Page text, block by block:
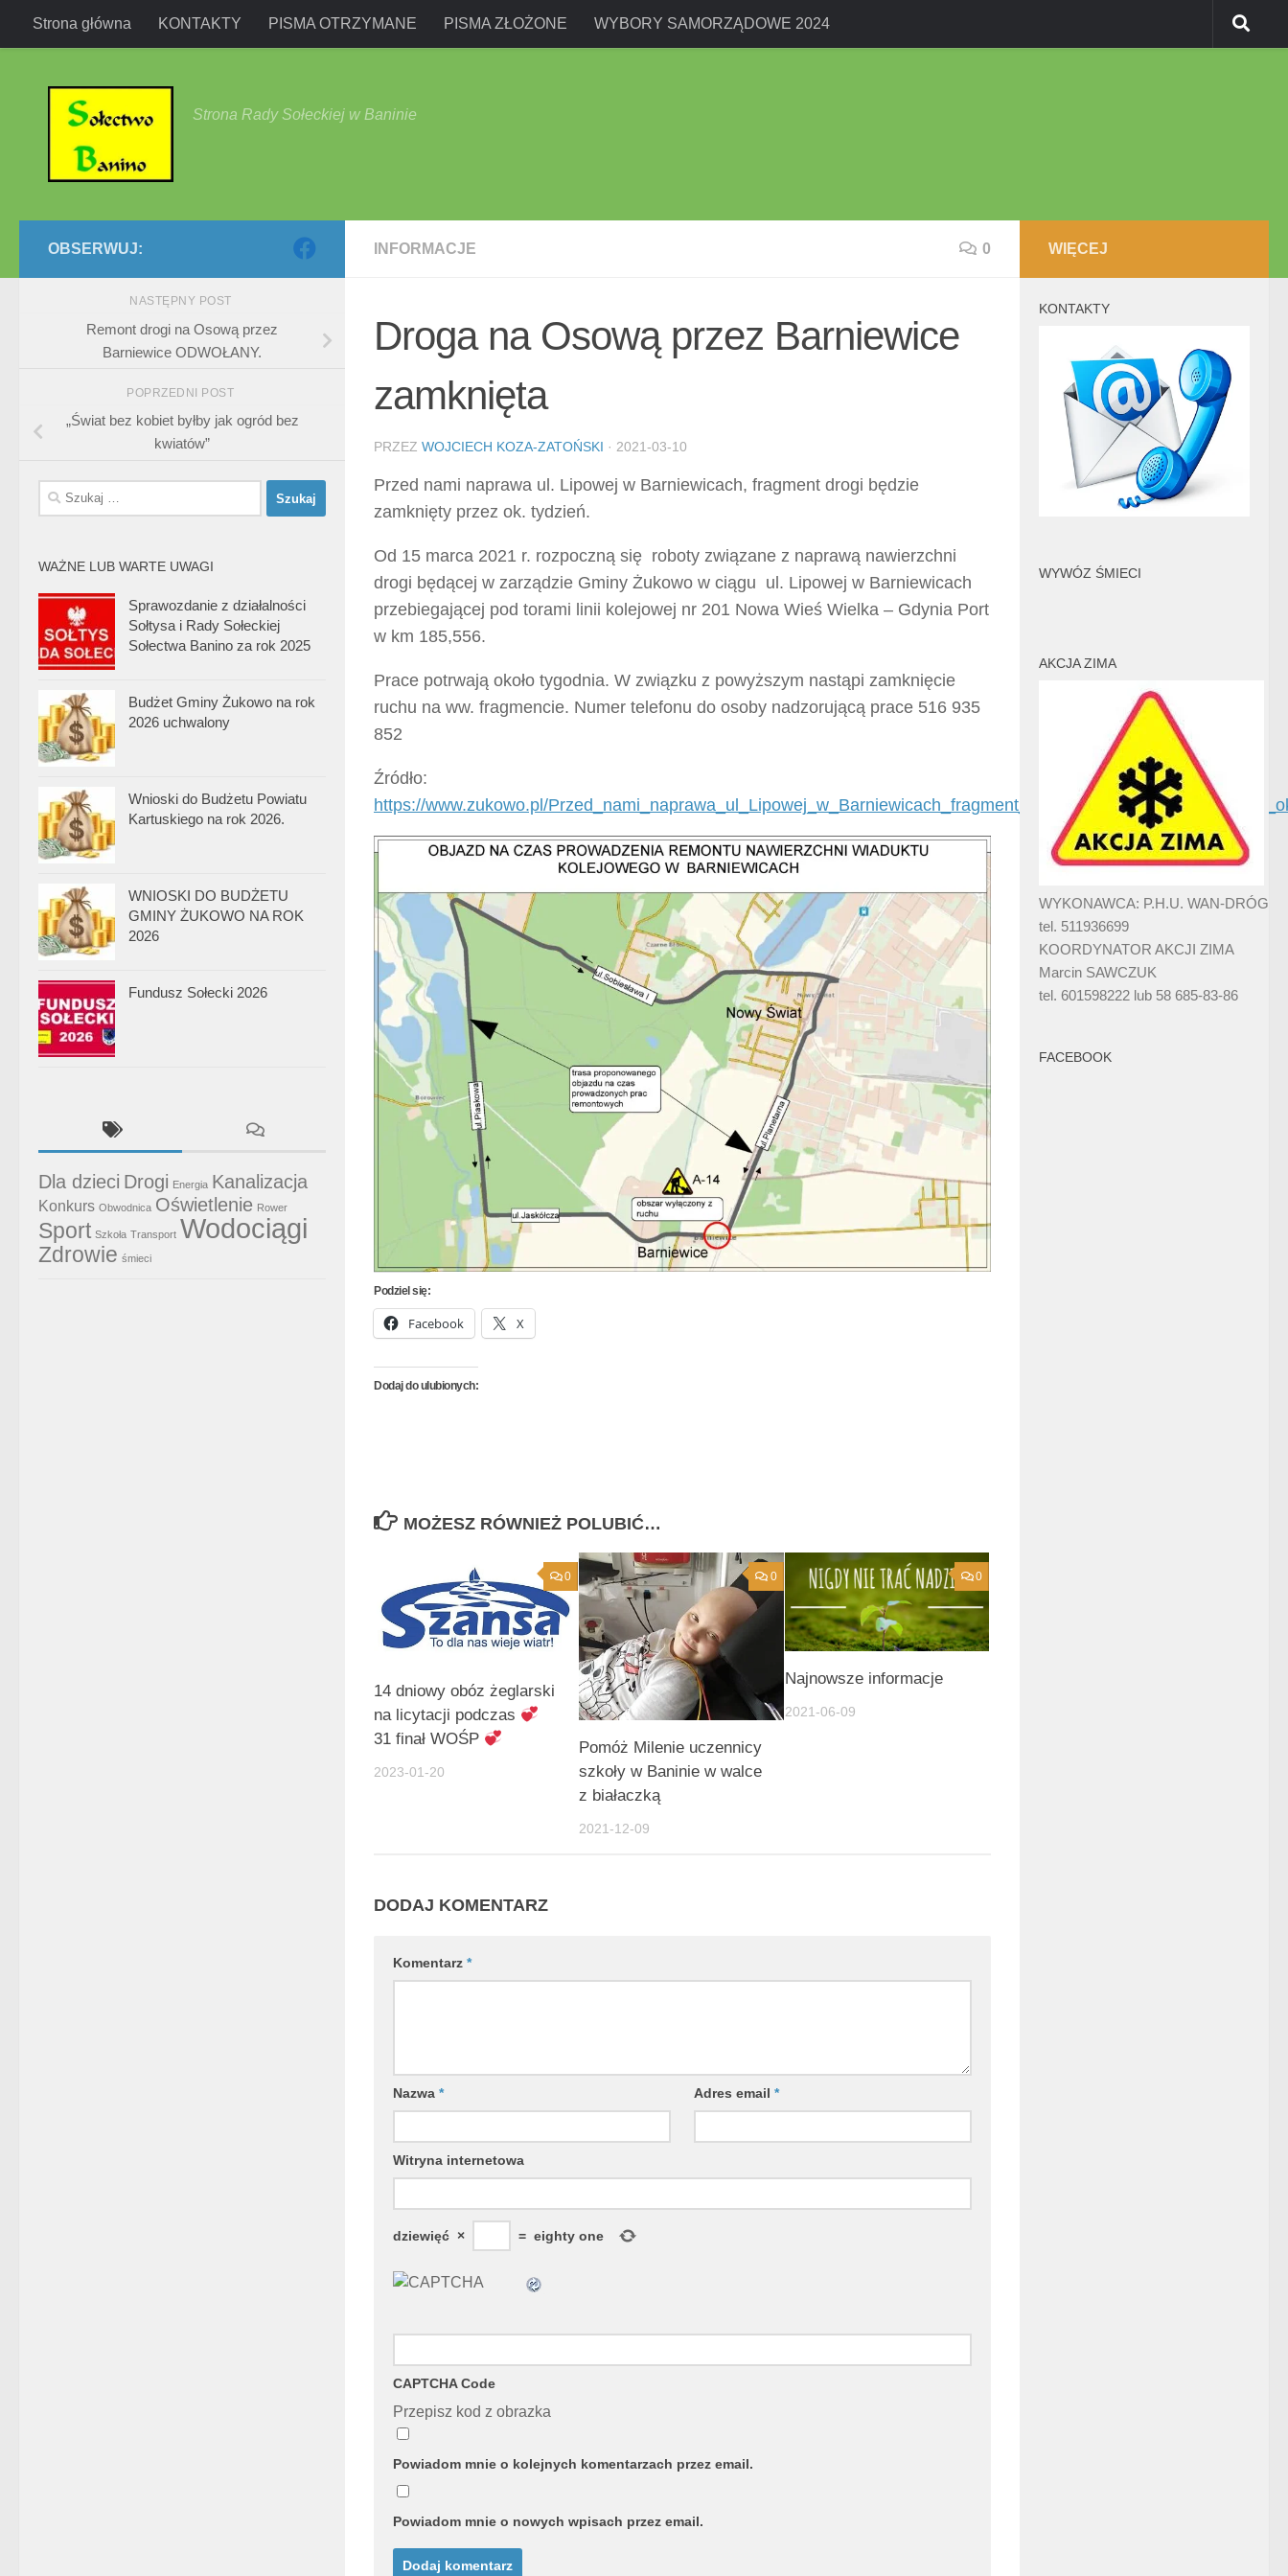
Przejdź do treści
Strona główna KONTAKTY PISMA OTRZYMANE PISMA ZŁOŻONE WYBORY SAMORZĄDOWE 2024
Strona Rady Sołeckiej w Baninie
INFORMACJE 0
Droga na Osową przez Barniewice
zamknięta
PRZEZ WOJCIECH KOZA-ZATOŃSKI · 2021-03-10
Przed nami naprawa ul. Lipowej w Barniewicach, fragment drogi będzie
zamknięty przez ok. tydzień.
Od 15 marca 2021 r. rozpoczną się roboty związane z naprawą nawierzchni
drogi będącej w zarządzie Gminy Żukowo w ciągu ul. Lipowej w Barniewicach
przebiegającej pod torami linii kolejowej nr 201 Nowa Wieś Wielka – Gdynia Port
w km 185,556.
Prace potrwają około tygodnia. W związku z powyższym nastąpi zamknięcie
ruchu na ww. fragmencie. Numer telefonu do osoby nadzorującą prace 516 935
852
Źródło:
https://www.zukowo.pl/
Podziel się:
Facebook X
Dodaj do ulubionych:
MOŻESZ RÓWNIEŻ POLUBIĆ…
0
14 dniowy obóz żeglarski
na licytacji podczas
31 finał WOŚP
2023-01-20
0
Pomóż Milenie uczennicy
szkoły w Baninie w walce
z białaczką
2021-12-09
0
Najnowsze informacje
2021-06-09
DODAJ KOMENTARZ
Komentarz *
Nazwa * Adres email*
Witryna internetowa
dziewięć × = eighty one
CAPTCHA Code
Przepisz kod z obrazka
Powiadom mnie o kolejnych komentarzach przez email.
Powiadom mnie o nowych wpisach przez email.
OBSERWUJ:
NASTĘPNY POST
Remont drogi na Osową przez
Barniewice ODWOŁANY.
POPRZEDNI POST
„Świat bez kobiet byłby jak ogród bez
kwiatów”
Szukaj:
WAŻNE LUB WARTE UWAGI
Sprawozdanie z działalności
Sołtysa i Rady Sołeckiej
Sołectwa Banino za rok 2025
Budżet Gminy Żukowo na rok
2026 uchwalony
Wnioski do Budżetu Powiatu
Kartuskiego na rok 2026.
WNIOSKI DO BUDŻETU
GMINY ŻUKOWO NA ROK
2026
Fundusz Sołecki 2026
Dla dzieci Drogi Energia Kanalizacja
Konkurs Obwodnica Oświetlenie Rower
Sport Szkoła Transport Wodociągi
Zdrowie śmieci
WIĘCEJ
KONTAKTY
WYWÓZ ŚMIECI
AKCJA ZIMA
WYKONAWCA: P.H.U. WAN-DRÓG
tel. 511936699
KOORDYNATOR AKCJI ZIMA
Marcin SAWCZUK
tel. 601598222 lub 58 685-83-86
FACEBOOK